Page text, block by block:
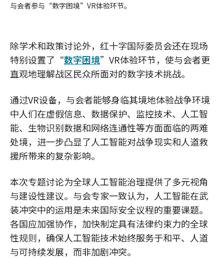
与会者参与“数字困境”VR体验环节。
除学术和政策讨论外，红十字国际委员会还在现场
特别设置了“数字困境”VR体验环节，使与会者更
直观地理解战区民众所面对的数字技术挑战。
通过VR设备，与会者能够身临其境地体验战争环境
中人们在虚假信息、数据保护、监控技术、人工智
能、生物识别数据和网络连通性等方面面临的两难
处境，进一步凸显了人工智能对战争现实和人道救
援所带来的复杂影响。
本次专题讨论为全球人工智能治理提供了多元视角
与建设性建议。与会专家一致认为，人工智能在武
装冲突中的运用是未来国际安全议程的重要课题。
各国应加强协作，加快制定具有法律约束力的全球
性规则，确保人工智能技术始终服务于和平、人道
与可持续发展，而非加剧冲突。